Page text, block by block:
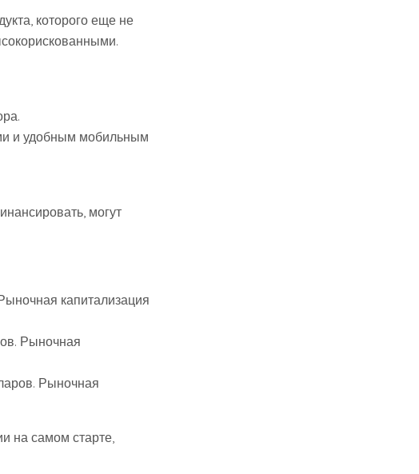
которого еще не
и удобным мобильным
могут
капитализация
Рыночная
Рыночная
на самом старте,